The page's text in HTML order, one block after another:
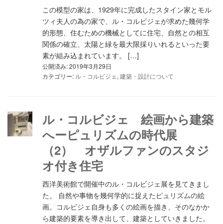
この模型の家は、1929年に完成したスタイン家とモル
ツィ夫人の為の家で、ル・コルビジェが求めた幾何学
的形態、住むための機械としてに住宅、自然との相互
関係の確立、太陽と緑を最大限採りいれるといった要
素が組み込まれています。 […]
公開済み: 2019年3月29日
カテゴリー: ル・コルビジェ, 建築・設計について
ル・コルビジェ 絵画から建築
へーピュリズムの時代展
（2） オザルファンのスタジ
オ付き住宅
西洋美術館で開催中のル・コルビジェ展を見てきまし
た。 自然や事物を幾何学的に捉えたピュリズムの絵
画。コルビジェ自身も多くの絵画を描き、そのなかか
ら建築的要素を導き出して、建築としていきました。